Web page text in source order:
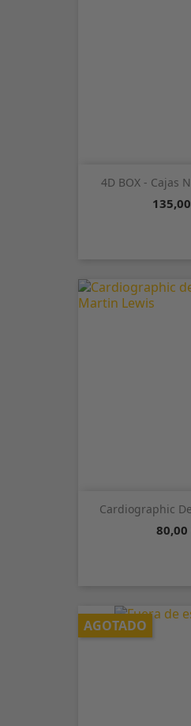
4D BOX - Cajas
Precio
Cardiographic
80,00
AGOTADO